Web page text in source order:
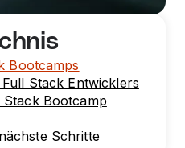
Bootcamps
Stack Entwicklers
Stack Bootcamp
Schritte